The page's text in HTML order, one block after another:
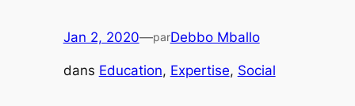
Jan 2, 2020—parDebbo Mballo
dans Education, Expertise, Social